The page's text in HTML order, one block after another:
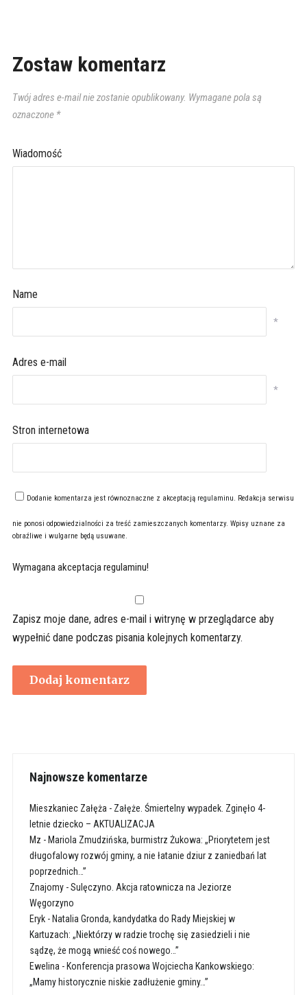
Zostaw komentarz
Twój adres e-mail nie zostanie opublikowany. Wymagane pola są
oznaczone *
Wiadomość
Name
*
Adres e-mail
*
Stron internetowa
Dodanie komentarza jest równoznaczne z akceptacją regulaminu. Redakcja serwisu
nie ponosi odpowiedzialności za treść zamieszczanych komentarzy. Wpisy uznane za
obraźliwe i wulgarne będą usuwane.
Wymagana akceptacja regulaminu!
Zapisz moje dane, adres e-mail i witrynę w przeglądarce aby
wypełnić dane podczas pisania kolejnych komentarzy.
Najnowsze komentarze
Mieszkaniec Załęża - Załęże. Śmiertelny wypadek. Zginęło 4-
letnie dziecko – AKTUALIZACJA
Mz - Mariola Zmudzińska, burmistrz Żukowa: „Priorytetem jest
długofalowy rozwój gminy, a nie łatanie dziur z zaniedbań lat
poprzednich…”
Znajomy-Sulęczyno. Akcja ratownicza na Jeziorze
Węgorzyno
Eryk- Natalia Gronda, kandydatka do Rady Miejskiej w
Kartuzach: „Niektórzy w radzie trochę się zasiedzieli i nie
sądzę, że mogą wnieść coś nowego…”
Ewelina - Konferencja prasowa Wojciecha Kankowskiego:
„Mamy historycznie niskie zadłużenie gminy…”